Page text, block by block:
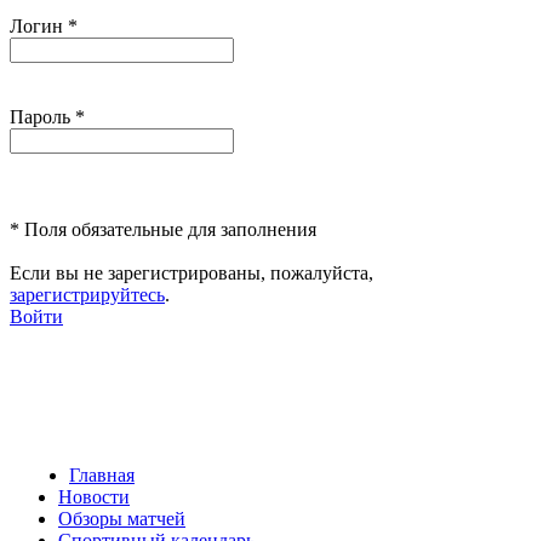
Логин *
Пароль *
* Поля обязательные для заполнения
Если вы не зарегистрированы, пожалуйста,
зарегистрируйтесь.
Войти
Главная
Новости
Обзоры матчей